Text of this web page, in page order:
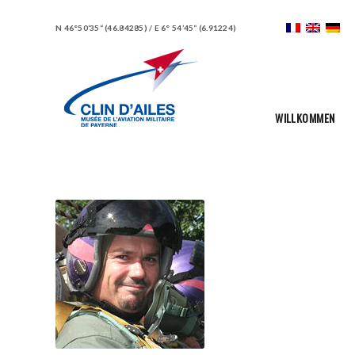
N 46°50’35“ (46.84285) / E 6° 54’45“ (6.91224)
WILLKOMMEN